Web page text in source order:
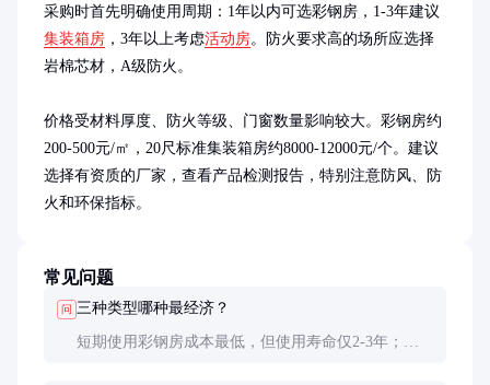
采购时首先明确使用周期：1年以内可选彩钢房，1-3年建议
集装箱房 ，3年以上考虑活动房。防火要求高的场所应选择
岩棉芯材，A级防火。
价格受材料厚度、防火等级、门窗数量影响较大。彩钢房约
200-500元/㎡，20尺标准集装箱房约8000-12000元/个。建议
选择有资质的厂家，查看产品检测报告，特别注意防风、防
火和环保指标。
常见问题
问 三种类型哪种最经济？
短期使用彩钢房成本最低，但使用寿命仅2-3年；集